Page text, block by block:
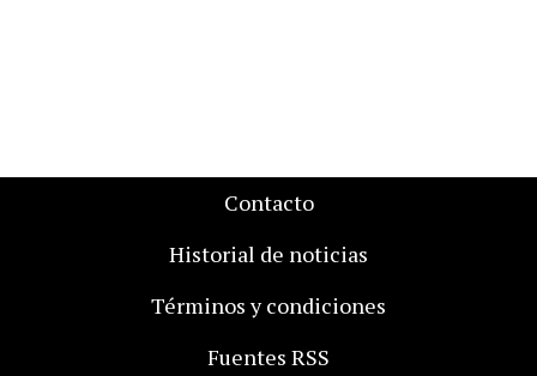
Contacto
Historial de noticias
Términos y condiciones
Fuentes RSS